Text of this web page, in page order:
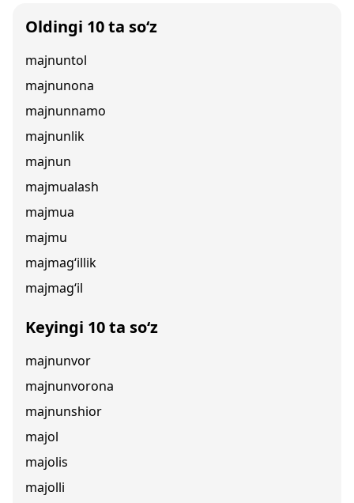
Oldingi 10 ta so‘z
majnuntol
majnunona
majnunnamo
majnunlik
majnun
majmualash
majmua
majmu
majmag‘illik
majmag‘il
Keyingi 10 ta so‘z
majnunvor
majnunvorona
majnunshior
majol
majolis
majolli